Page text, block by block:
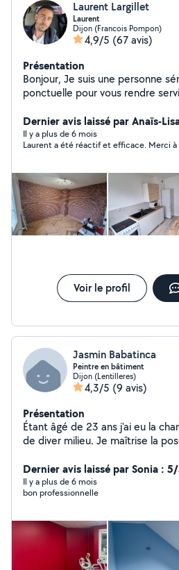
Laurent Largillet
Laurent
Dijon (Francois Pompon)
4,9/5 (67 avis)
Présentation
Bonjour, Je suis une personne sérieuse,disponible et
ponctuelle pour vous rendre
Dernier avis laissé par Anaïs-
Il y a plus de 6 mois
Laurent a été réactif et efficace. Merci à
Voir le profil
Jasmin Babatinca
Peintre en bâtiment
Dijon (Lentilleres)
4,3/5 (9 avis)
Présentation
Étant âgé de 23 ans j'ai eu la
de diver milieu. Je maîtrise la pose de différentes
ainsi que la peinture intérieur et
ou non ). J'ai également des
charpente et zinguerie.
Dernier avis laissé par Sonia :
Il y a plus de 6 mois
bon professionnelle